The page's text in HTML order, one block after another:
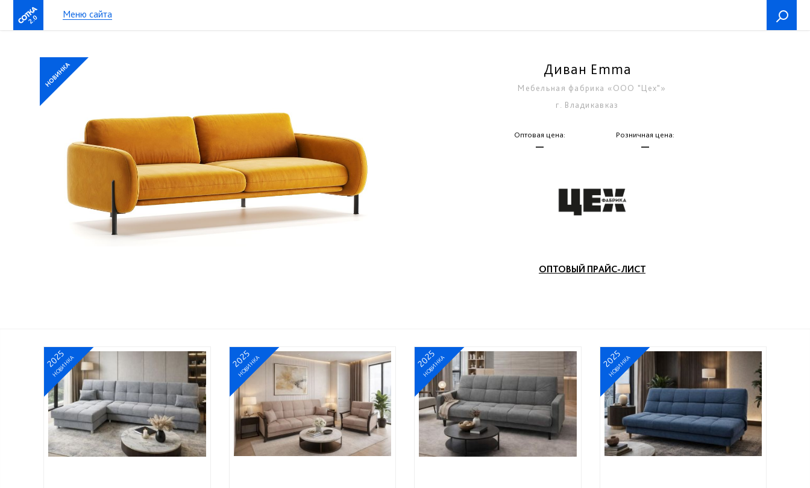
2.0 Меню сайта
Диван Emma
Мебельная фабрика «ООО "Цех"»
г. Владикавказ
Оптовая цена:
—
Розничная цена:
—
ОПТОВЫЙ ПРАЙС-ЛИСТ
2025
НОВИНКА 2025
НОВИНКА 2025
НОВИНКА 2025
НОВИНКА